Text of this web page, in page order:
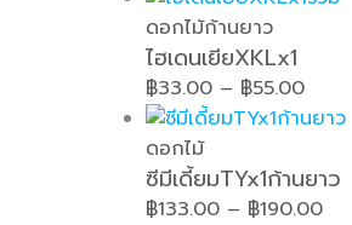
ดอกไม้ก้านยาว
ไฮเดนเยียXKLx1
฿33.00 – ฿55.00
ดอกไม้
ซีมีเดี้ยมTYx1ก้านยาว
฿133.00 – ฿190.00